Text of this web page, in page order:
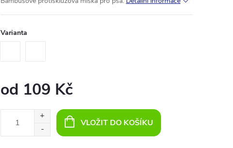
Varianta
od 109 Kč
VLOŽIT DO KOŠÍKU